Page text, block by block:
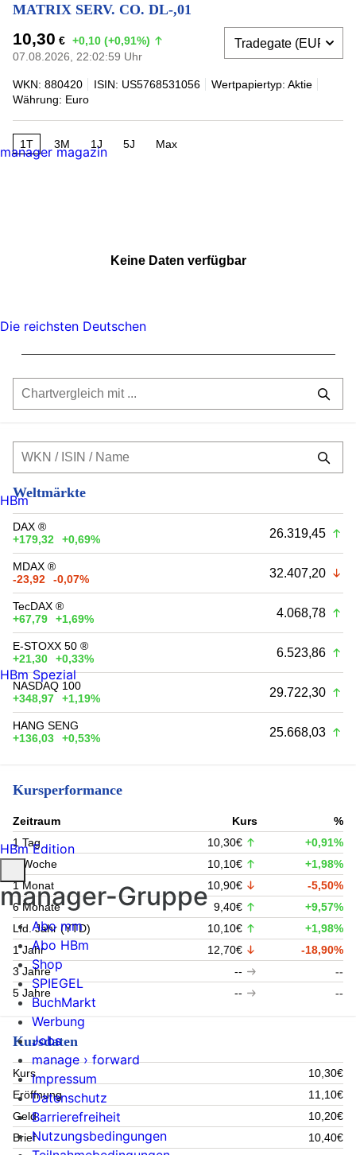
MATRIX SERV. CO. DL-,01
10,30 € +0,10 (+0,91%)
07.08.2026, 22:02:59 Uhr
WKN: 880420 ISIN: US5768531056
Wertpapiertyp: Aktie
Währung: Euro
1T 3M 1J 5J Max
Keine Daten verfügbar
Weltmärkte
DAX ®
+179,32
+0,69% 26.319,45
MDAX ®
-23,92
-0,07% 32.407,20
TecDAX ®
+67,79
+1,69% 4.068,78
E-STOXX 50 ®
+21,30
+0,33% 6.523,86
NASDAQ 100
+348,97
+1,19% 29.722,30
HANG SENG
+136,03
+0,53% 25.668,03
Kursperformance
Zeitraum Kurs
%
1 Tag
10,30€
+0,91%
1 Woche
10,10€
+1,98%
1 Monat
10,90€
-5,50%
6 Monate
9,40€
+9,57%
Lfd. Jahr (YTD)
10,10€
+1,98%
1 Jahr
12,70€
-18,90%
3 Jahre
--
--
5 Jahre
-- --
Kursdaten
Kurs
10,30€
Eröffnung
11,10€
Geld
10,20€
Brief
10,40€
manager magazin
Die reichsten Deutschen
HBm
HBm Spezial
HBm Edition
manager-Gruppe
Abo mm
Abo HBm
Shop
SPIEGEL
BuchMarkt
Werbung
Jobs
manage › forward
Impressum
Datenschutz
Barrierefreiheit
Nutzungsbedingungen